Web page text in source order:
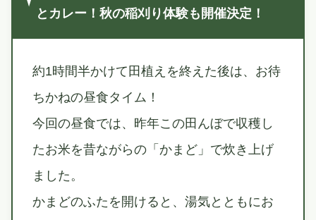
とカレー！秋の稲刈り体験も開催決定！
約1時間半かけて田植えを終えた後は、お待
ちかねの昼食タイム！
今回の昼食では、昨年この田んぼで収穫し
たお米を昔ながらの「かまど」で炊き上げ
ました。
かまどのふたを開けると、湯気とともにお